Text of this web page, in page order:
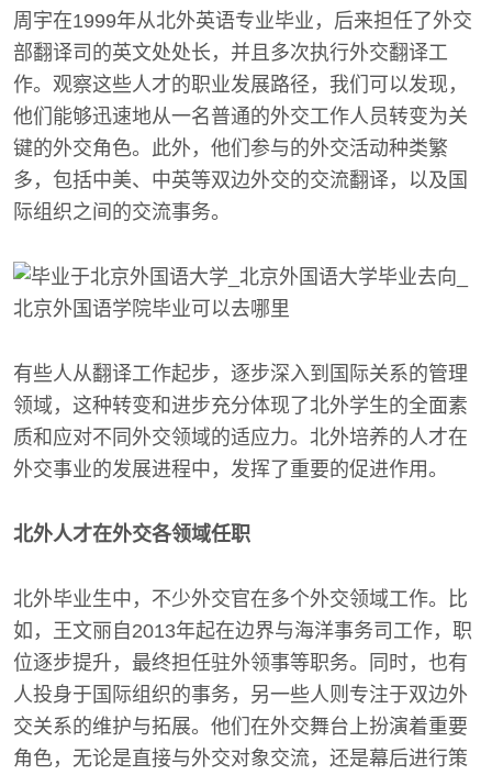
周宇在1999年从北外英语专业毕业，后来担任了外交
部翻译司的英文处处长，并且多次执行外交翻译工
作。观察这些人才的职业发展路径，我们可以发现，
他们能够迅速地从一名普通的外交工作人员转变为关
键的外交角色。此外，他们参与的外交活动种类繁
多，包括中美、中英等双边外交的交流翻译，以及国
际组织之间的交流事务。
有些人从翻译工作起步，逐步深入到国际关系的管理
领域，这种转变和进步充分体现了北外学生的全面素
质和应对不同外交领域的适应力。北外培养的人才在
外交事业的发展进程中，发挥了重要的促进作用。
北外人才在外交各领域任职
北外毕业生中，不少外交官在多个外交领域工作。比
如，王文丽自2013年起在边界与海洋事务司工作，职
位逐步提升，最终担任驻外领事等职务。同时，也有
人投身于国际组织的事务，另一些人则专注于双边外
交关系的维护与拓展。他们在外交舞台上扮演着重要
角色，无论是直接与外交对象交流，还是幕后进行策